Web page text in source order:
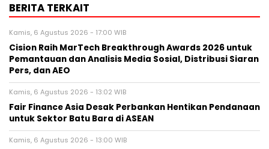
BERITA TERKAIT
Kamis, 6 Agustus 2026 - 17:00 WIB
Cision Raih MarTech Breakthrough Awards 2026 untuk
Pemantauan dan Analisis Media Sosial, Distribusi Siaran
Pers, dan AEO
Kamis, 6 Agustus 2026 - 13:02 WIB
Fair Finance Asia Desak Perbankan Hentikan Pendanaan
untuk Sektor Batu Bara di ASEAN
Kamis, 6 Agustus 2026 - 13:00 WIB